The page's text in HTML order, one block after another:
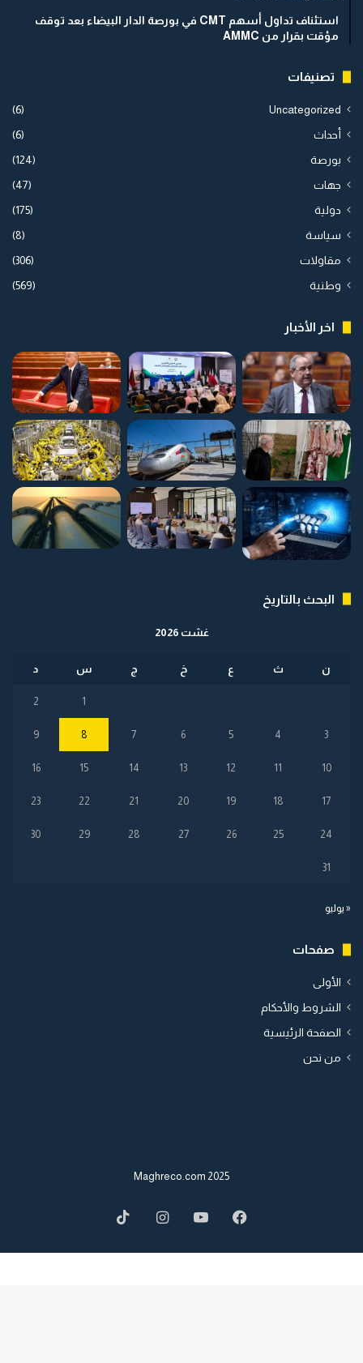
استئناف تداول أسهم CMT في بورصة الدار البيضاء بعد توقف
مؤقت بقرار من AMMC
تصنيفات
Uncategorized
(6)
أحداث (6)
بورصة (124)
جهات (47)
دولية (175)
سياسة (8)
مقاولات (306)
وطنية (569)
اخر الأخبار
البحث بالتاريخ
غشت 2026
ن ث ع خ ج س د
1
2
3
4
5
6
7
8
9
10
11
12
13
14
15
16
17
18
19
20
21
22
23
24
25
26
27
28
29
30
31
« يوليو
صفحات
الأولى
الشروط والأحكام
الصفحة الرئيسية
من نحن
2025 Maghreco.com
Facebook
YouTube
Instagram